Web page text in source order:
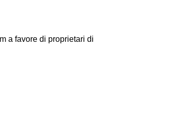
a favore di proprietari di